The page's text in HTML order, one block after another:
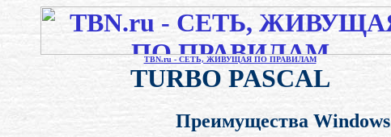
TBN.ru - СЕТЬ, ЖИВУЩАЯ ПО ПРАВИЛАМ
TURBO PASCAL
Преимущества Windows